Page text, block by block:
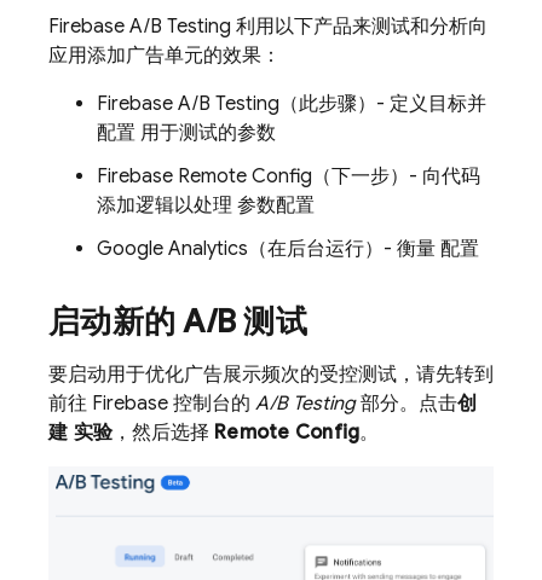
Firebase A/B Testing 利用以下产品来测试和分析向
应用添加广告单元的效果：
Firebase A/B Testing （此步骤）- 定义目标并
配置 用于测试的参数
Firebase Remote Config （下一步）- 向代码
添加逻辑以处理 参数配置
Google Analytics （在后台运行）- 衡量 配置
启动新的 A/B 测试
要启动用于优化广告展示频次的受控测试，请先转到
前往 Firebase 控制台的 A/B Testing部分。点击创
建 实验，然后选择 Remote Config。